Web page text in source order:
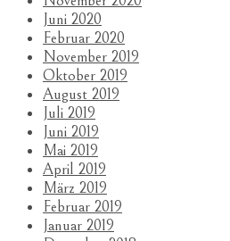
Juni 2020
Februar 2020
November 2019
Oktober 2019
August 2019
Juli 2019
Juni 2019
Mai 2019
April 2019
März 2019
Februar 2019
Januar 2019